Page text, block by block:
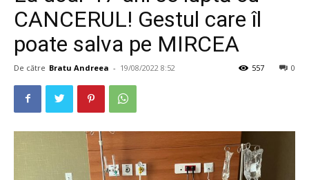
CANCERUL! Gestul care îl
poate salva pe MIRCEA
De către Bratu Andreea - 19/08/2022 8:52 0
557